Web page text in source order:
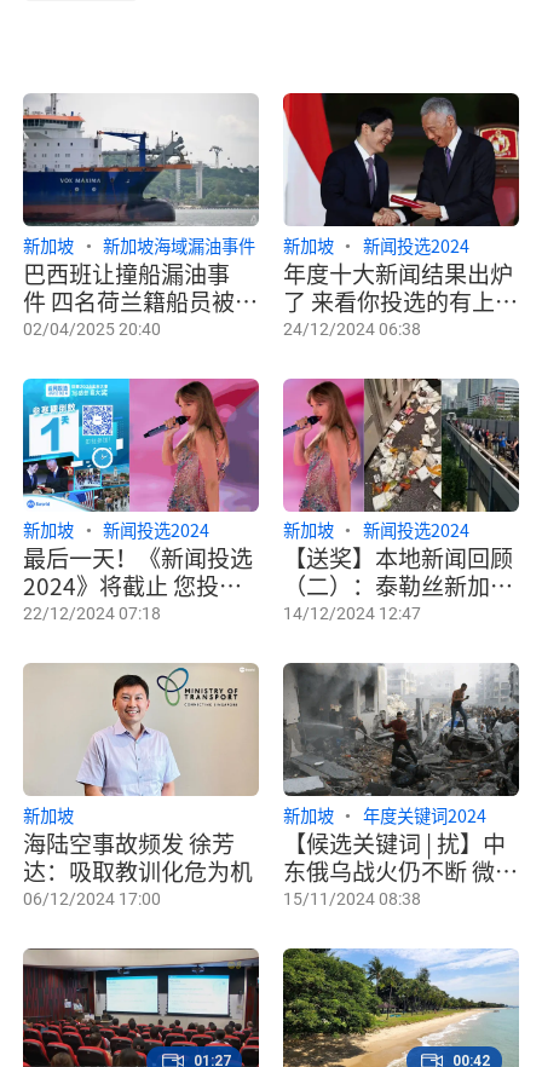
巴西班让撞船漏油事
件 四名荷兰籍船员被判
罚款
新加坡 新加坡海域漏油事件
02/04/2025 20:40
年度十大新闻结果出炉
了 来看你投选的有上榜
吗？
新加坡 新闻投选2024
24/12/2024 06:38
最后一天！《新闻投选
2024》将截止 您投选
了吗？
新加坡 新闻投选2024
22/12/2024 07:18
【送奖】本地新闻回顾
（二）：泰勒丝新加坡
开唱 | 新航地铁事故影
新加坡 新闻投选2024
14/12/2024 12:47
海陆空事故频发 徐芳
达：吸取教训化危为机
新加坡
06/12/2024 17:00
【候选关键词 | 扰】中
东俄乌战火仍不断 微软
宕机地铁停摆来添扰
新加坡 年度关键词2024
15/11/2024 08:38
01:27 00:42